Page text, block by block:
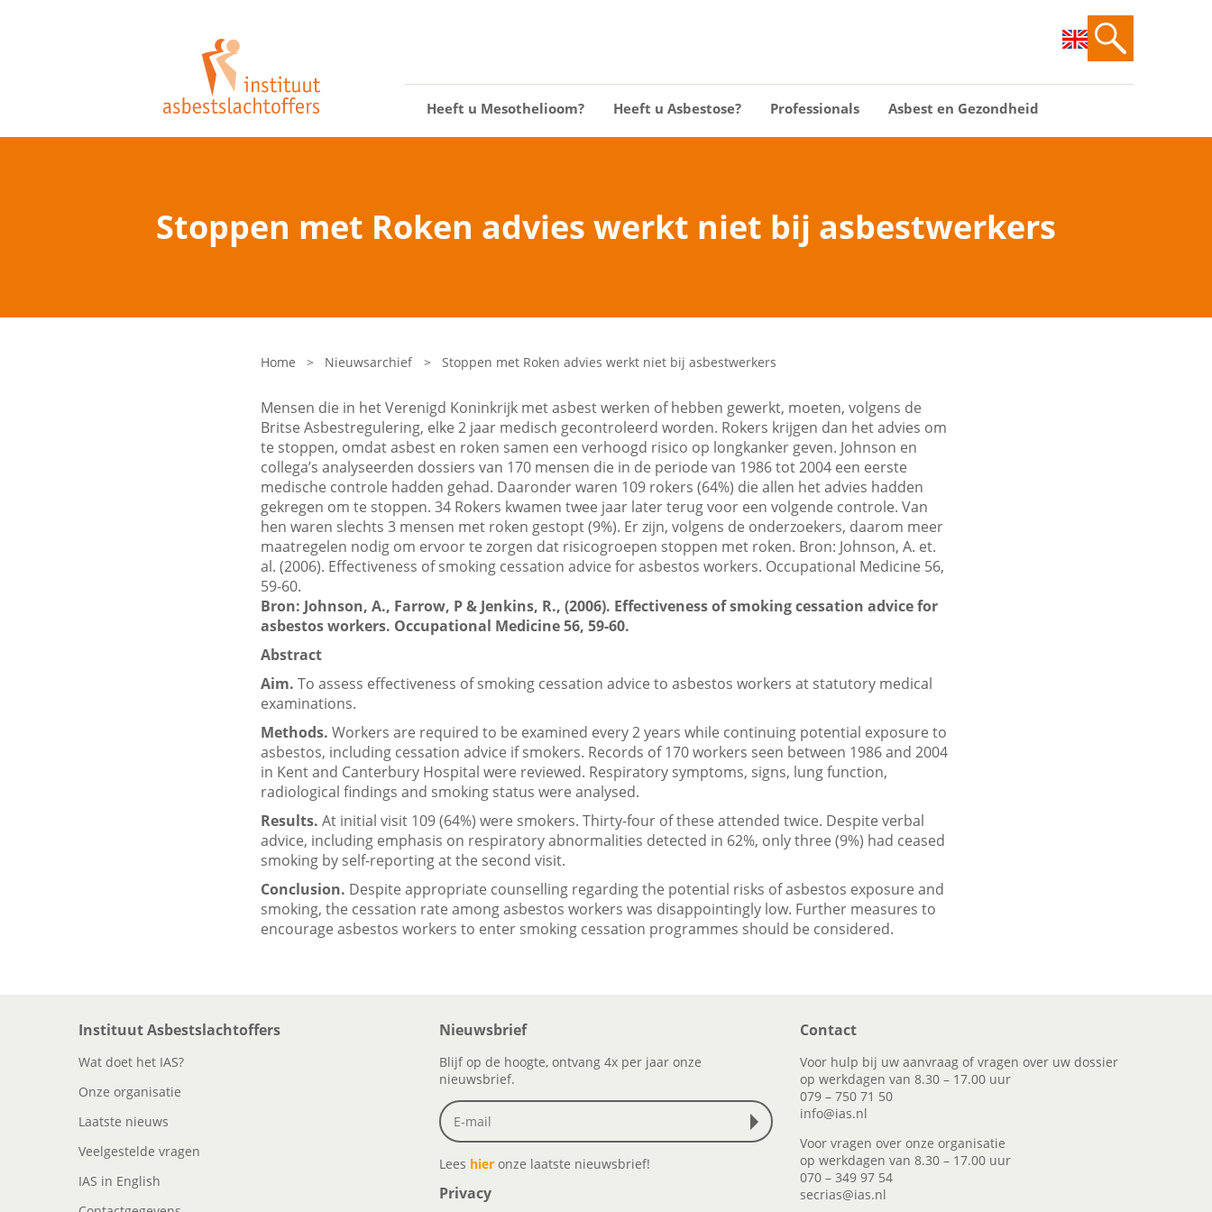
Heeft u Mesothelioom? Heeft u Asbestose? Professionals Asbest en Gezondheid
Stoppen met Roken advies werkt niet bij asbestwerkers
Home > Nieuwsarchief > Stoppen met Roken advies werkt niet bij asbestwerkers
Mensen die in het Verenigd Koninkrijk met asbest werken of hebben gewerkt, moeten, volgens de
Britse Asbestregulering, elke 2 jaar medisch gecontroleerd worden. Rokers krijgen dan het advies om
te stoppen, omdat asbest en roken samen een verhoogd risico op longkanker geven. Johnson en
collega’s analyseerden dossiers van 170 mensen die in de periode van 1986 tot 2004 een eerste
medische controle hadden gehad. Daaronder waren 109 rokers (64%) die allen het advies hadden
gekregen om te stoppen. 34 Rokers kwamen twee jaar later terug voor een volgende controle. Van
hen waren slechts 3 mensen met roken gestopt (9%). Er zijn, volgens de onderzoekers, daarom meer
maatregelen nodig om ervoor te zorgen dat risicogroepen stoppen met roken. Bron: Johnson, A. et.
al. (2006). Effectiveness of smoking cessation advice for asbestos workers. Occupational Medicine 56,
59-60.
Bron: Johnson, A., Farrow, P & Jenkins, R., (2006). Effectiveness of smoking cessation advice for
asbestos workers. Occupational Medicine 56, 59-60.
Abstract
Aim. To assess effectiveness of smoking cessation advice to asbestos workers at statutory medical
examinations.
Methods. Workers are required to be examined every 2 years while continuing potential exposure to
asbestos, including cessation advice if smokers. Records of 170 workers seen between 1986 and 2004
in Kent and Canterbury Hospital were reviewed. Respiratory symptoms, signs, lung function,
radiological findings and smoking status were analysed.
Results. At initial visit 109 (64%) were smokers. Thirty-four of these attended twice. Despite verbal
advice, including emphasis on respiratory abnormalities detected in 62%, only three (9%) had ceased
smoking by self-reporting at the second visit.
Conclusion. Despite appropriate counselling regarding the potential risks of asbestos exposure and
smoking, the cessation rate among asbestos workers was disappointingly low. Further measures to
encourage asbestos workers to enter smoking cessation programmes should be considered.
Instituut Asbestslachtoffers
Wat doet het IAS?
Onze organisatie
Laatste nieuws
Veelgestelde vragen
IAS in English
Nieuwsbrief
Blijf op de hoogte, ontvang 4x per jaar onze
nieuwsbrief.
Lees hier onze laatste nieuwsbrief!
Privacy
Contact
Voor hulp bij uw aanvraag of vragen over uw dossier
op werkdagen van 8.30 – 17.00 uur
079 – 750 71 50
info@ias.nl
Voor vragen over onze organisatie
op werkdagen van 8.30 – 17.00 uur
070 – 349 97 54
secrias@ias.nl